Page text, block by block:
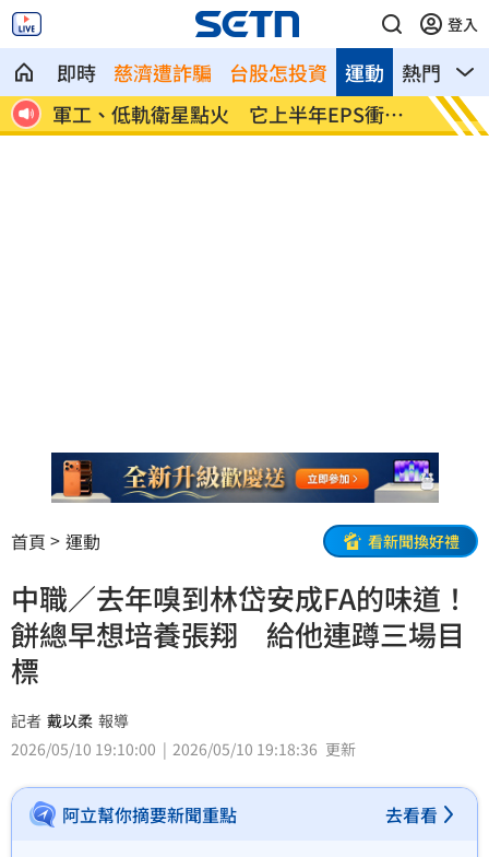
登入
即時 慈濟遭詐騙 台股怎投資 熱門 影
運動
軍工、低軌衛星點火 它上半年EPS衝破5
元
雪佛
首頁 運動 看新聞換好禮
中職／去年嗅到林岱安成FA的味道！
餅總早想培養張翔 給他連蹲三場目
標
記者 戴以柔 報導
2026/05/10 19:10:00
2026/05/10 19:18:36 更新
阿立幫你摘要新聞重點 去看看